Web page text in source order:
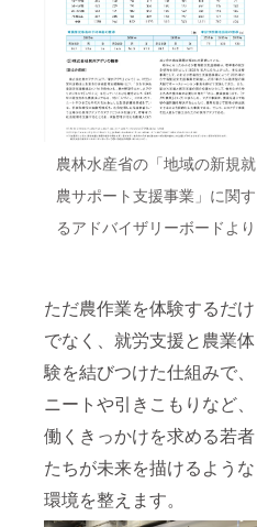
農林水産省の「地域の新規就
農サポート支援事業」に関す
るアドバイザリーボードより
ただ農作業を体験するだけ
でなく、就労支援と農業体
験を結びつけた仕組みで、
ニートや引きこもりなど、
働くきっかけを求める若者
たちが未来を描けるような
環境を整えます。